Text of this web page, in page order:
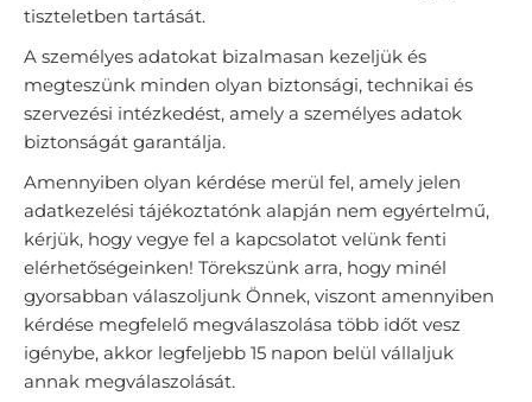
tiszteletben tartását.
A személyes adatokat bizalmasan kezeljük és
megteszünk minden olyan biztonsági, technikai és
szervezési intézkedést, amely a személyes adatok
biztonságát garantálja.
Amennyiben olyan kérdése merül fel, amely jelen
adatkezelési tájékoztatónk alapján nem egyértelmű,
kérjük, hogy vegye fel a kapcsolatot velünk fenti
elérhetőségeinken! Törekszünk arra, hogy minél
gyorsabban válaszoljunk Önnek, viszont amennyiben
kérdése megfelelő megválaszolása több időt vesz
igénybe, akkor legfeljebb 15 napon belül vállaljuk
annak megválaszolását.